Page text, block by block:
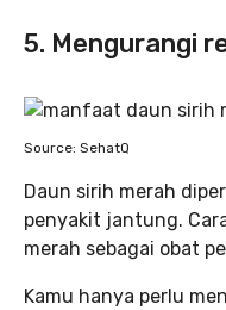
5. Mengurangi
Source: SehatQ
Daun sirih merah
penyakit jantung.
merah sebagai obat
Kamu hanya perlu